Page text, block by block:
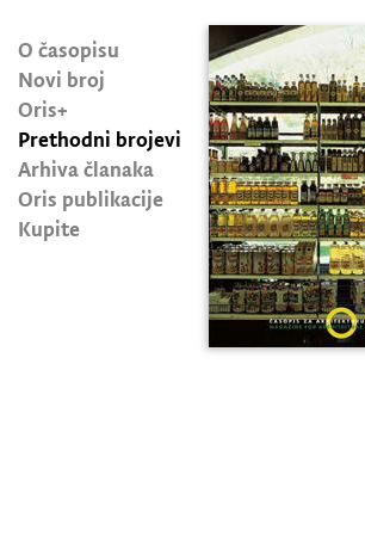
O časopisu
Novi broj
Oris+
Prethodni brojevi
Arhiva članaka
Oris publikacije
Kupite